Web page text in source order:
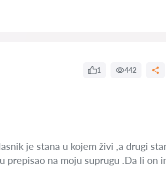
1 442
je stana u kojem živi ,a drugi
na moju suprugu .Da li on